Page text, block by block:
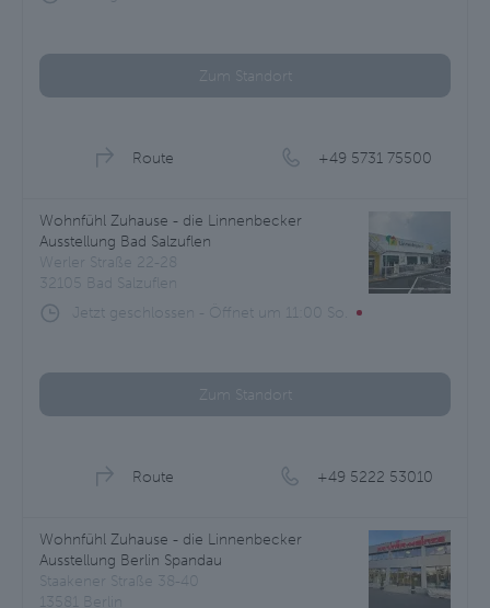
Zum Standort
Route +49 5731 75500
Wohnfühl Zuhause - die Linnenbecker
Ausstellung Bad Salzuflen
Werler Straße 22-28
32105 Bad Salzuflen
Jetzt geschlossen - Öffnet um 11:00 So.
Zum Standort
Route +49 5222 53010
Wohnfühl Zuhause - die Linnenbecker
Ausstellung Berlin Spandau
Staakener Straße 38-40
13581 Berlin